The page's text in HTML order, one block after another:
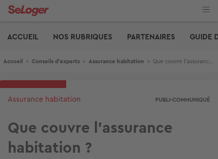
Aller
ACCUEIL
NOS RUBRIQUES PARTENAIRES GUIDE
Fil d'Ariane
Accueil > Conseils d'experts > Assurance habitation > Que couvre l’assurance habitation ?
PUBLI-COMMUNIQUÉ
Assurance habitation
Que couvre l’assurance
habitation ?